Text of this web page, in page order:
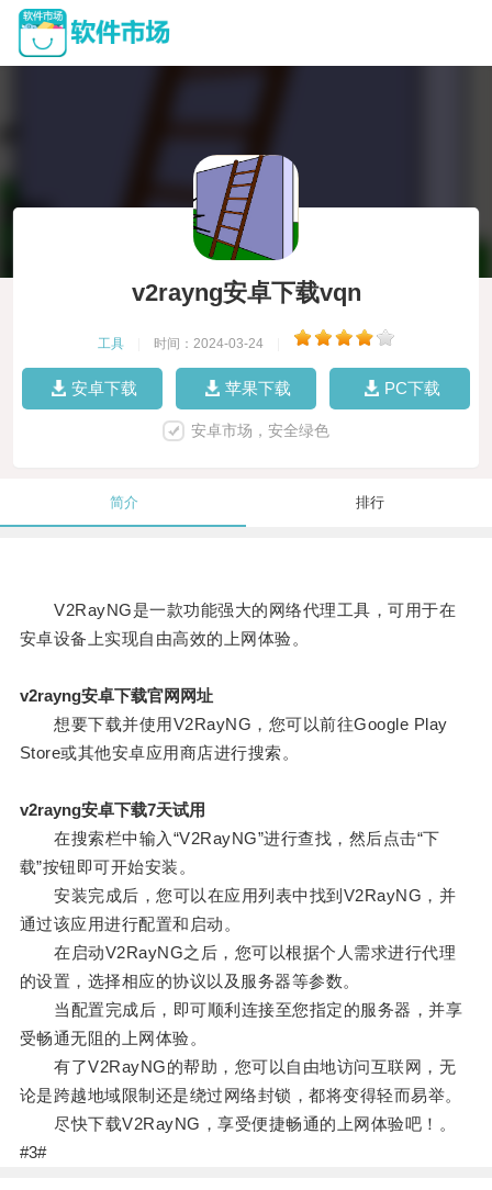
v2rayng安卓下载vqn
工具 时间：2024-03-24
安卓下载 苹果下载 PC下载
安卓市场，安全绿色
简介 排行
V2RayNG是一款功能强大的网络代理工具，可用于在
安卓设备上实现自由高效的上网体验。
v2rayng安卓下载官网网址
想要下载并使用V2RayNG，您可以前往Google Play
Store或其他安卓应用商店进行搜索。
v2rayng安卓下载7天试用
在搜索栏中输入“V2RayNG”进行查找，然后点击“下
载”按钮即可开始安装。
安装完成后，您可以在应用列表中找到V2RayNG，并
通过该应用进行配置和启动。
在启动V2RayNG之后，您可以根据个人需求进行代理
的设置，选择相应的协议以及服务器等参数。
当配置完成后，即可顺利连接至您指定的服务器，并享
受畅通无阻的上网体验。
有了V2RayNG的帮助，您可以自由地访问互联网，无
论是跨越地域限制还是绕过网络封锁，都将变得轻而易举。
尽快下载V2RayNG，享受便捷畅通的上网体验吧！。
#3#